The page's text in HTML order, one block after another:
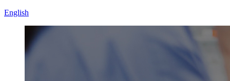
English